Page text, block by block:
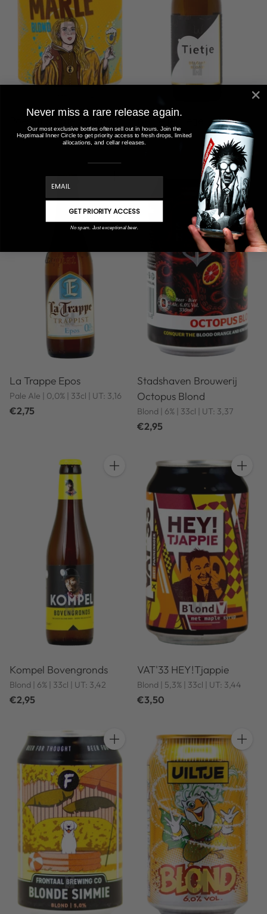
€3,50
De Leite Tietje
€2,95
La Trappe Epos
Pale Ale | 0,0% | 33cl | UT: 3,16
€2,75
Anzahl
Stadshaven Brouwerij
Octopus Blond
Blond | 6% | 33cl | UT: 3,37
€2,95
Kompel Bovengronds
Blond | 6% | 33cl | UT: 3,42
€2,95
Anzahl
VAT'33 HEY!Tjappie
Blond | 5,3% | 33cl | UT: 3,44
€3,50
Anzahl Anzahl
Never miss a rare release again.
Our most exclusive bottles often sell out in hours. Join the
Hoptimaal Inner Circle to get priority access to fresh drops, limited
allocations, and cellar releases.
GET PRIORITY ACCESS
No spam. Just exceptional beer.